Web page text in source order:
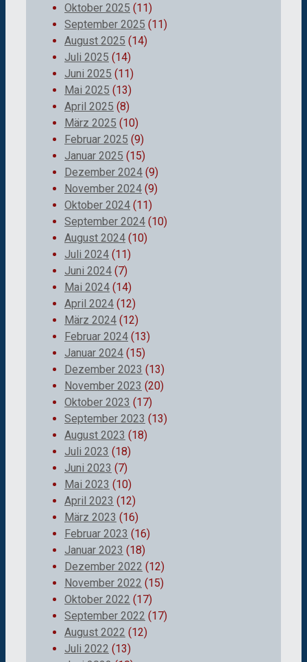
Oktober 2025 (11)
September 2025 (11)
August 2025 (14)
Juli 2025 (14)
Juni 2025 (11)
Mai 2025 (13)
April 2025 (8)
März 2025 (10)
Februar 2025 (9)
Januar 2025 (15)
Dezember 2024 (9)
November 2024 (9)
Oktober 2024 (11)
September 2024 (10)
August 2024 (10)
Juli 2024 (11)
Juni 2024 (7)
Mai 2024 (14)
April 2024 (12)
März 2024 (12)
Februar 2024 (13)
Januar 2024 (15)
Dezember 2023 (13)
November 2023 (20)
Oktober 2023 (17)
September 2023 (13)
August 2023 (18)
Juli 2023 (18)
Juni 2023 (7)
Mai 2023 (10)
April 2023 (12)
März 2023 (16)
Februar 2023 (16)
Januar 2023 (18)
Dezember 2022 (12)
November 2022 (15)
Oktober 2022 (17)
September 2022 (17)
August 2022 (12)
Juli 2022 (13)